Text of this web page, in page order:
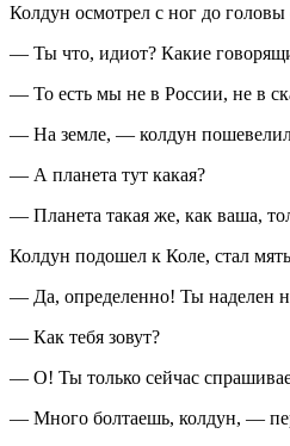
Колдун осмотрел с ног до головы
— Ты что, идиот? Какие
— То есть мы не в России, не в
— На земле, — колдун
— А планета тут какая?
— Планета такая же, как ваша,
Колдун подошел к Коле, стал
— Да, определенно! Ты наделен
— Как тебя зовут?
— О! Ты только сейчас
— Много болтаешь, колдун, —